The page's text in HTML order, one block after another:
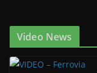
Video News